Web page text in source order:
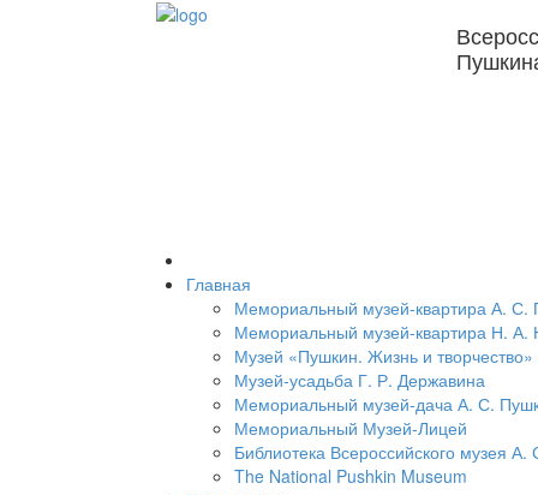
Главная
Мемориальный музей-квартира А. С.
Мемориальный музей-квартира Н. А.
Музей «Пушкин. Жизнь и творчество»
Музей-усадьба Г. Р. Державина
Мемориальный музей-дача А. С.
Мемориальный Музей-Лицей
Библиотека Всероссийского музея
The National Pushkin Museum